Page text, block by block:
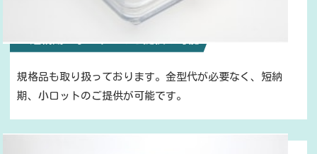
規格品も取り扱っております。金型代が必要なく、短納
期、小ロットのご提供が可能です。